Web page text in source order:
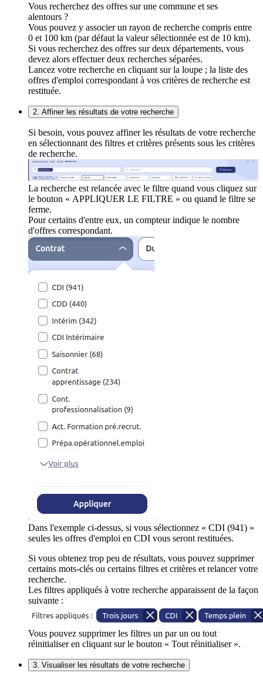
Vous recherchez des offres sur une commune et ses
alentours ?
Vous pouvez y associer un rayon de recherche compris entre
0 et 100 km (par défaut la valeur sélectionnée est de 10 km).
Si vous recherchez des offres sur deux départements, vous
devez alors effectuer deux recherches séparées.
Lancez votre recherche en cliquant sur la loupe ; la liste des
offres d'emploi correspondant à vos critères de recherche est
restituée.
2. Affiner les résultats de votre recherche
Si besoin, vous pouvez affiner les résultats de votre recherche
en sélectionnant des filtres et critères présents sous les critères
de recherche.
La recherche est relancée avec le filtre quand vous cliquez sur
le bouton « APPLIQUER LE FILTRE » ou quand le filtre se
ferme.
Pour certains d'entre eux, un compteur indique le nombre
d'offres correspondant.
Dans l'exemple ci-dessus, si vous sélectionnez « CDI (941) »
seules les offres d'emploi en CDI vous seront restituées.
Si vous obtenez trop peu de résultats, vous pouvez supprimer
certains mots-clés ou certains filtres et critères et relancer votre
recherche.
Les filtres appliqués à votre recherche apparaissent de la façon
suivante :
Vous pouvez supprimer les filtres un par un ou tout
réinitialiser en cliquant sur le bouton « Tout réinitialiser ».
3. Visualiser les résultats de votre recherche